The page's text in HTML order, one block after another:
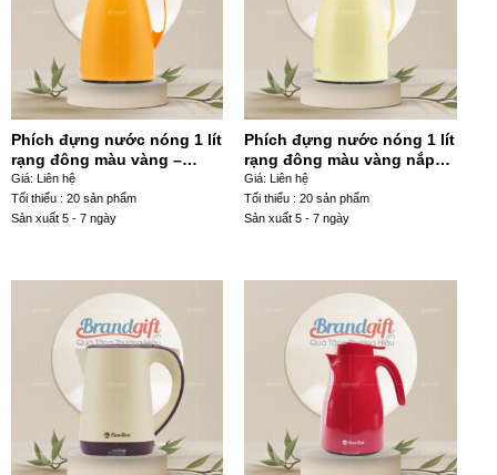
Phích đựng nước nóng 1 lít
rạng đông màu vàng –
RD15
Giá: Liên hệ
Tối thiểu : 20 sản phẩm
Sản xuất 5 - 7 ngày
Phích đựng nước nóng 1 lít
rạng đông màu vàng nắp
hiển thị – RD16
Giá: Liên hệ
Tối thiểu : 20 sản phẩm
Sản xuất 5 - 7 ngày